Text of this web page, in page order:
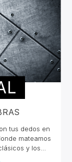
tus dedos en
mateamos
y los